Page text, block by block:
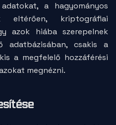
a hagyományos
eltérően, kriptográfiai
azok hiába szerepelnek
adatbázisában, csakis a
a megfelelő hozzáférési
megnézni.